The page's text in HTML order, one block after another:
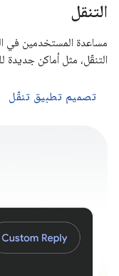
التنقل
مساعدة المستخدمين في
التنقّل، مثل أماكن
تصميم تطبيق تنقّل